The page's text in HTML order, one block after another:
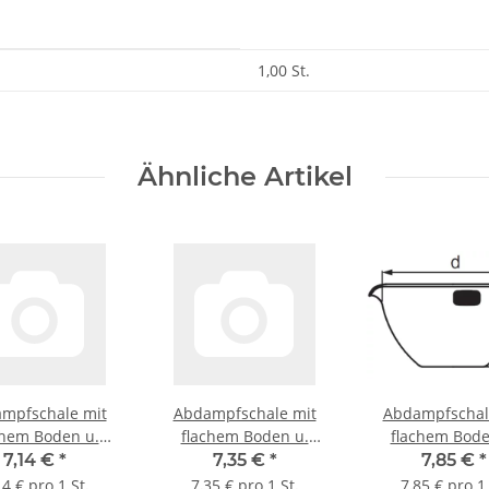
1,00 St.
Ähnliche Artikel
mit
Boden u.
Boro. 3.3, 60
45 ml
7,14 € *
Abdampfschale mit
flachem Boden u.
Ausguß, Boro. 3.3, 70
mm, 60 ml
7,35 € *
flachem
Ausguß, Boro.
mm, 90
7,85 € *